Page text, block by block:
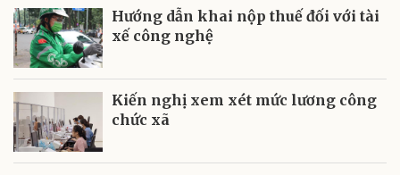
Hướng dẫn khai nộp thuế đối với tài
xế công nghệ
Kiến nghị xem xét mức lương công
chức xã